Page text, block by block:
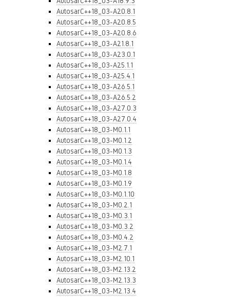
AutosarC++18_03-A20.8.1
AutosarC++18_03-A20.8.5
AutosarC++18_03-A20.8.6
AutosarC++18_03-A21.8.1
AutosarC++18_03-A23.0.1
AutosarC++18_03-A25.1.1
AutosarC++18_03-A25.4.1
AutosarC++18_03-A26.5.1
AutosarC++18_03-A26.5.2
AutosarC++18_03-A27.0.3
AutosarC++18_03-A27.0.4
AutosarC++18_03-M0.1.1
AutosarC++18_03-M0.1.2
AutosarC++18_03-M0.1.3
AutosarC++18_03-M0.1.4
AutosarC++18_03-M0.1.8
AutosarC++18_03-M0.1.9
AutosarC++18_03-M0.1.10
AutosarC++18_03-M0.2.1
AutosarC++18_03-M0.3.1
AutosarC++18_03-M0.3.2
AutosarC++18_03-M0.4.2
AutosarC++18_03-M2.7.1
AutosarC++18_03-M2.10.1
AutosarC++18_03-M2.13.2
AutosarC++18_03-M2.13.3
AutosarC++18_03-M2.13.4